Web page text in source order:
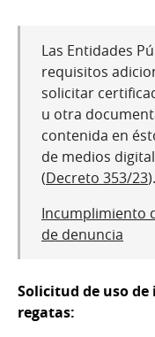
Las Entidades
requisitos
solicitar
u otra
contenida en
de medios
(Decreto 353/23).
Incumplimiento
de denuncia
Solicitud de uso
regatas: